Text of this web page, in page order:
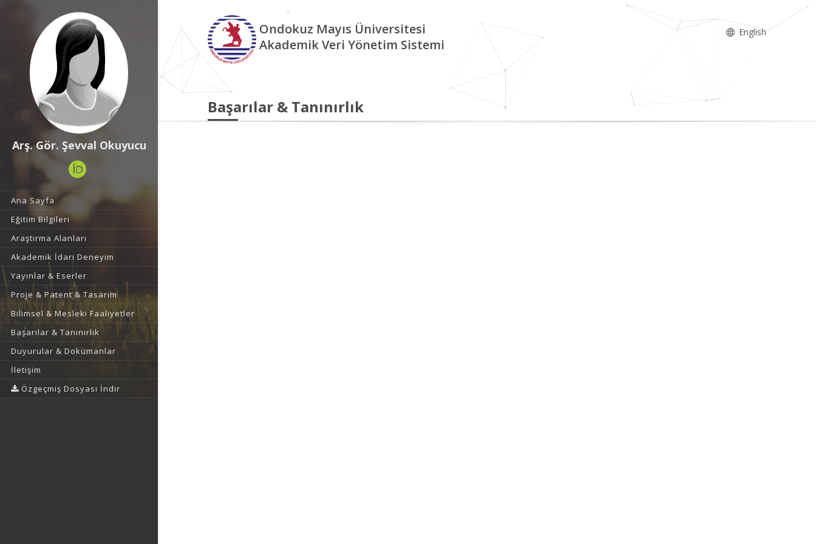
Arş. Gör. Şevval Okuyucu
Ana Sayfa
Eğitim Bilgileri
Araştırma Alanları
Akademik İdari Deneyim
Yayınlar & Eserler
Proje & Patent & Tasarım
Bilimsel & Mesleki Faaliyetler
Başarılar & Tanınırlık
Duyurular & Dokümanlar
İletişim
Özgeçmiş Dosyası İndir
Ondokuz Mayıs Üniversitesi
Akademik Veri Yönetim Sistemi
English
Başarılar & Tanınırlık